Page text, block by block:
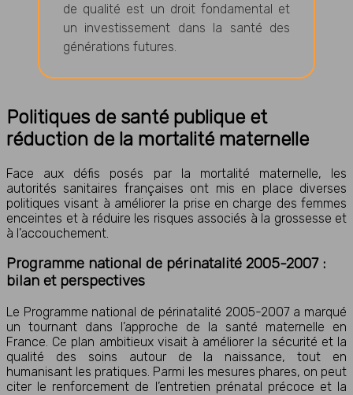
de qualité est un droit fondamental et
un investissement dans la santé des
générations futures.
Politiques de santé publique et
réduction de la mortalité maternelle
Face aux défis posés par la mortalité maternelle, les
autorités sanitaires françaises ont mis en place diverses
politiques visant à améliorer la prise en charge des femmes
enceintes et à réduire les risques associés à la grossesse et
à l’accouchement.
Programme national de périnatalité 2005-2007 :
bilan et perspectives
Le Programme national de périnatalité 2005-2007 a marqué
un tournant dans l’approche de la santé maternelle en
France. Ce plan ambitieux visait à améliorer la sécurité et la
qualité des soins autour de la naissance, tout en
humanisant les pratiques. Parmi les mesures phares, on peut
citer le renforcement de l’entretien prénatal précoce et la